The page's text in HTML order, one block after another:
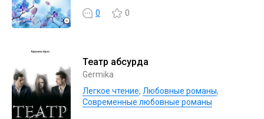
0 0
Театр абсурда
Germika
Легкое чтение, Любовные романы,
Современные любовные романы